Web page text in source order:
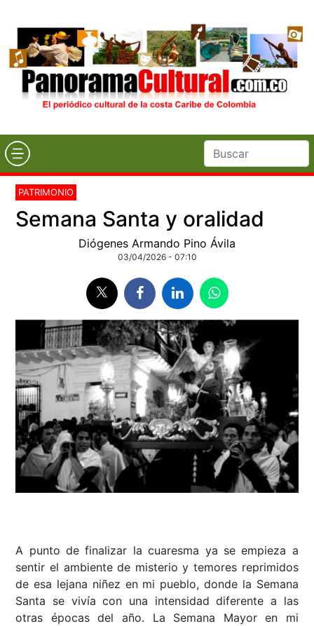
PATRIMONIO
Semana Santa y oralidad
Diógenes Armando Pino Ávila
03/04/2026 - 07:10
A punto de finalizar la cuaresma ya se empieza a
sentir el ambiente de misterio y temores reprimidos
de esa lejana niñez en mi pueblo, donde la Semana
Santa se vivía con una intensidad diferente a las
otras épocas del año. La Semana Mayor en mi